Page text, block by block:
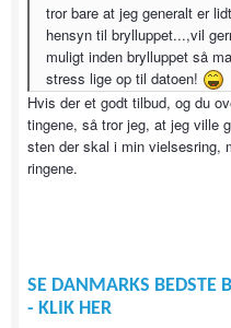
tror bare at jeg generalt er
hensyn til brylluppet...,vil
muligt inden brylluppet så
stress lige op til datoen!
Hvis der et godt tilbud, og du
tingene, så tror jeg, at jeg ville
sten der skal i min vielsesring,
ringene.
SE DANMARKS BEDSTE
- KLIK HER